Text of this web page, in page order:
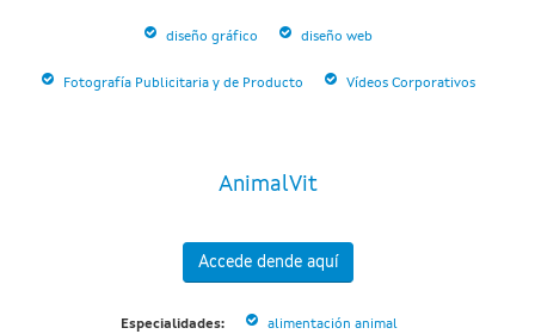
diseño gráfico diseño web
Fotografía Publicitaria y de Producto Vídeos Corporativos
AnimalVit
Accede dende aquí
Especialidades: alimentación animal